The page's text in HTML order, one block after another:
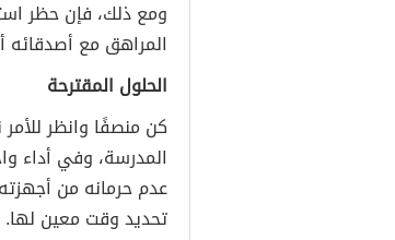
ومع ذلك، فإن حظر
المراهق مع أصدقائه
الحلول المقترحة
كن منصفًا وانظر
المدرسة، وفي أداء
عدم حرمانه من
تحديد وقت معين لها.